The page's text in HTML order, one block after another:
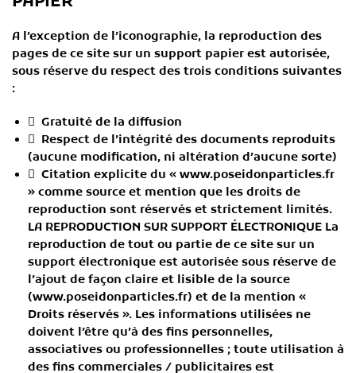
A l’exception de l’iconographie, la reproduction des
pages de ce site sur un support papier est autorisée,
sous réserve du respect des trois conditions suivantes
:
 Gratuité de la diffusion
 Respect de l’intégrité des documents reproduits
(aucune modification, ni altération d’aucune sorte)
 Citation explicite du « www.poseidonparticles.fr
» comme source et mention que les droits de
reproduction sont réservés et strictement limités.
LA REPRODUCTION SUR SUPPORT ÉLECTRONIQUE La
reproduction de tout ou partie de ce site sur un
support électronique est autorisée sous réserve de
l’ajout de façon claire et lisible de la source
(www.poseidonparticles.fr) et de la mention «
Droits réservés ». Les informations utilisées ne
doivent l’être qu’à des fins personnelles,
associatives ou professionnelles ; toute utilisation à
des fins commerciales / publicitaires est